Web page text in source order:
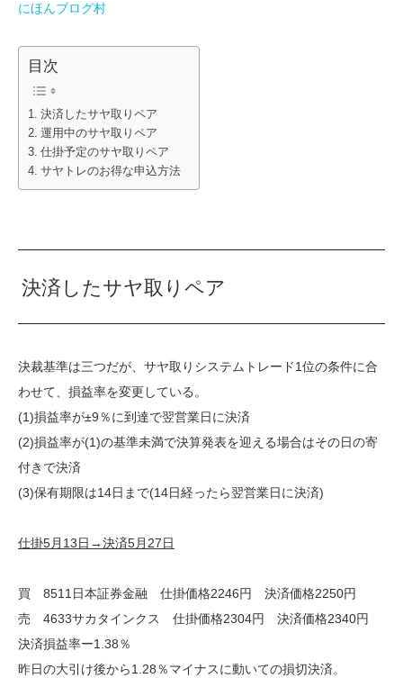
にほんブログ村
目次
決済したサヤ取りペア
運用中のサヤ取りペア
仕掛予定のサヤ取りペア
サヤトレのお得な申込方法
決済したサヤ取りペア
決裁基準は三つだが、サヤ取りシステムトレード1位の条件に合
わせて、損益率を変更している。
(1)損益率が±9％に到達で翌営業日に決済
(2)損益率が(1)の基準未満で決算発表を迎える場合はその日の寄
付きで決済
(3)保有期限は14日まで(14日経ったら翌営業日に決済)
仕掛5月13日→決済5月27日
買 8511日本証券金融 仕掛価格2246円 決済価格2250円
売 4633サカタインクス 仕掛価格2304円 決済価格2340円
決済損益率ー1.38％
昨日の大引け後から1.28％マイナスに動いての損切決済。